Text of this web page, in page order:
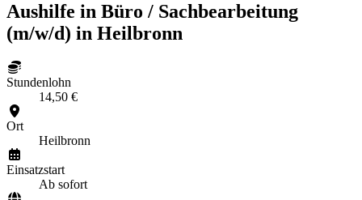
Aushilfe in Büro / Sachbearbeitung
(m/w/d) in Heilbronn
Stundenlohn
14,50 €
Ort
Heilbronn
Einsatzstart
Ab sofort